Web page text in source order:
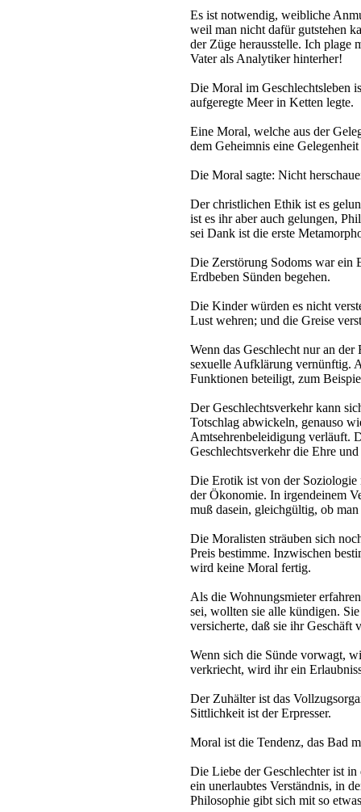
Es ist notwendig, weibliche
weil man nicht dafür gutstehen
der Züge herausstelle. Ich plage
Vater als Analytiker hinterher!
Die Moral im Geschlechtsleben
aufgeregte Meer in Ketten legte.
Eine Moral, welche aus der
dem Geheimnis eine
Die Moral sagte: Nicht
Der christlichen Ethik ist es
ist es ihr aber auch gelungen,
sei Dank ist die erste
Die Zerstörung Sodoms war ein
Erdbeben Sünden begehen.
Die Kinder würden es nicht
Lust wehren; und die Greise
Wenn das Geschlecht nur an
sexuelle Aufklärung vernünftig.
Funktionen beteiligt, zum
Der Geschlechtsverkehr kann
Totschlag abwickeln, genauso
Amtsehrenbeleidigung verläuft.
Geschlechtsverkehr die Ehre
Die Erotik ist von der Soziologie
der Ökonomie. In irgendeinem
muß dasein, gleichgültig, ob
Die Moralisten sträuben sich
Preis bestimme. Inzwischen
wird keine Moral fertig.
Als die Wohnungsmieter
sei, wollten sie alle kündigen.
versicherte, daß sie ihr Geschäft
Wenn sich die Sünde vorwagt,
verkriecht, wird ihr ein
Der Zuhälter ist das
Sittlichkeit ist der Erpresser.
Moral ist die Tendenz, das Bad
Die Liebe der Geschlechter ist
ein unerlaubtes Verständnis, in
Philosophie gibt sich mit so